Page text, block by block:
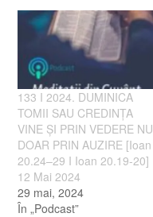
133 I 2024. DUMINICA
TOMII SAU CREDINȚA
VINE ȘI PRIN VEDERE NU
DOAR PRIN AUZIRE [Ioan
20.24–29 I Ioan 20.19-20]
12 Mai 2024
29 mai, 2024
În „Podcast”